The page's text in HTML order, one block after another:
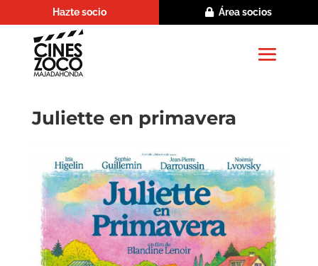
Hazte socio Área socios
Juliette en primavera